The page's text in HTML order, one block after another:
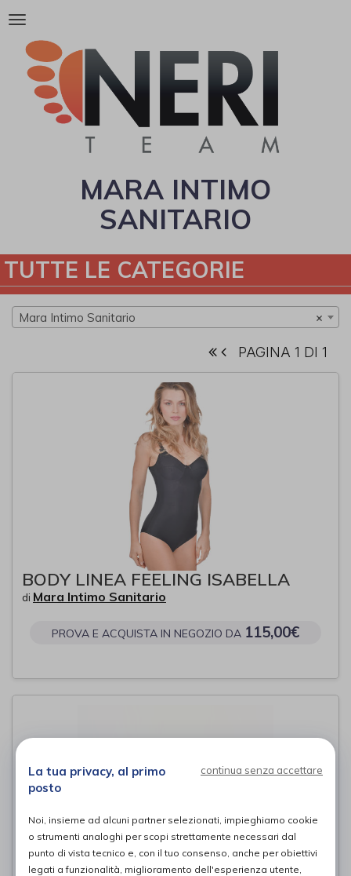
Attiva/disattiva
navigazione
MARA INTIMO
SANITARIO
TUTTE LE CATEGORIE
×
Mara Intimo Sanitario
PAGINA 1 DI 1
BODY LINEA FEELING ISABELLA
di Mara Intimo Sanitario
PROVA E ACQUISTA IN NEGOZIO DA 115,00€
La tua privacy, al primo
posto
continua senza accettare
Noi, insieme ad alcuni partner selezionati, impieghiamo cookie
o strumenti analoghi per scopi strettamente necessari dal
punto di vista tecnico e, con il tuo consenso, anche per obiettivi
legati a funzionalità, miglioramento dell'esperienza utente,